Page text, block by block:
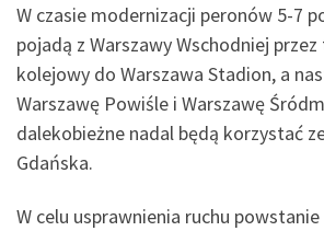
W czasie modernizacji peronów 5-7
pojadą z Warszawy Wschodniej przez
kolejowy do Warszawa Stadion, a
Warszawę Powiśle i Warszawę
dalekobieżne nadal będą korzystać
Gdańska.
W celu usprawnienia ruchu